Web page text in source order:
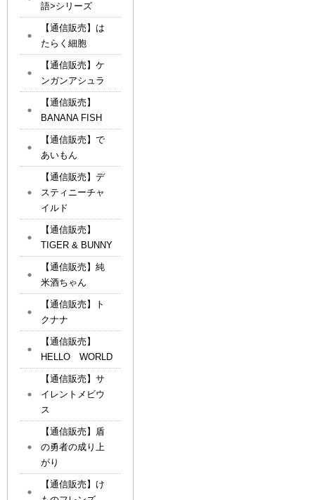
語>シリーズ
【通信販売】は
たらく細胞
【通信販売】ケ
ンガンアシュラ
【通信販売】
BANANA FISH
【通信販売】で
あいもん
【通信販売】デ
スティニーチャ
イルド
【通信販売】
TIGER & BUNNY
【通信販売】純
米酒ちゃん
【通信販売】ト
クナナ
【通信販売】
HELLO WORLD
【通信販売】サ
イレントメビウ
ス
【通信販売】盾
の勇者の成り上
がり
【通信販売】け